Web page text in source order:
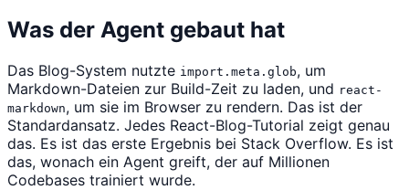
Was der Agent gebaut hat
Das Blog-System nutzte import.meta.glob, um
Markdown-Dateien zur Build-Zeit zu laden, und react-
markdown, um sie im Browser zu rendern. Das ist der
Standardansatz. Jedes React-Blog-Tutorial zeigt genau
das. Es ist das erste Ergebnis bei Stack Overflow. Es ist
das, wonach ein Agent greift, der auf Millionen
Codebases trainiert wurde.